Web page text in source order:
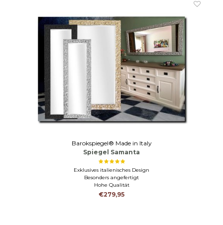
Barokspiegel® Made in Italy
Spiegel Samanta
Exklusives italienisches Design
Besonders angefertigt
Hohe Qualität
€279,95